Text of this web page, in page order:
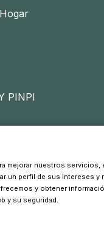
PINPI
mejorar nuestros
un perfil de sus intereses
y obtener
y su seguridad.